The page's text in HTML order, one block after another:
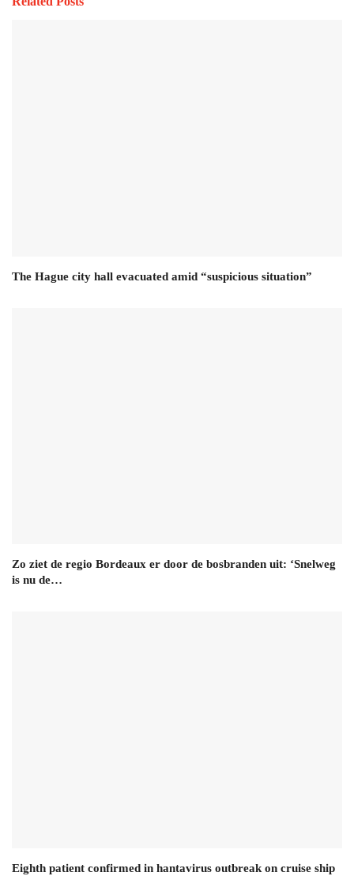
The Hague city hall evacuated amid “suspicious situation”
Zo ziet de regio Bordeaux er door de bosbranden uit: ‘Snelweg
is nu de…
Eighth patient confirmed in hantavirus outbreak on cruise ship